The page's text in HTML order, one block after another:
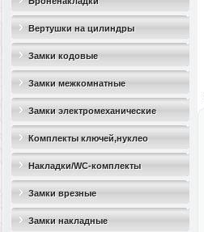
Вертушки на цилиндры
Замки кодовые
Замки межкомнатные
Замки электромеханические
Комплекты ключей,нуклео
Накладки/WC-комплекты
Замки врезные
Замки накладные